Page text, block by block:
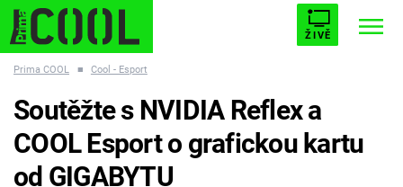
ŽIVĚ
ESCAPE PLNEJ KOTEL AVENGERS 5
Prima COOL ■ Cool - Esport
Soutěžte s NVIDIA Reflex a
COOL Esport o grafickou kartu
od GIGABYTU